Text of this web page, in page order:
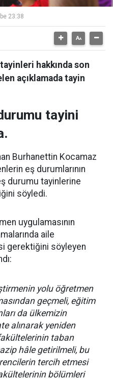
23:38
hakkında son
açıklamada tayin
tayini
Burhanettin Kocamaz
eş durumlarının
durumu tayinlerine
söyledi.
uygulamasının
aile
gerektiğini söyleyen
yolu öğretmen
geçmeli, eğitim
da ülkemizin
alınarak yeniden
taban
hâle getirilmeli, bu
tercih etmesi
bölümleri